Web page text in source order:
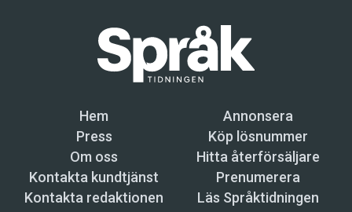
Hem
Annonsera
Press
Köp lösnummer
Om oss
Hitta återförsäljare
Kontakta kundtjänst
Prenumerera
Kontakta redaktionen
Läs Språktidningen